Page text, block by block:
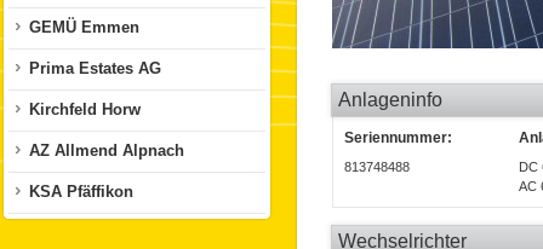
GEMÜ Emmen
Prima Estates AG
Kirchfeld Horw
AZ Allmend Alpnach
KSA Pfäffikon
Anlageninfo
Seriennummer:
813748488
DC
AC
Wechselrichter